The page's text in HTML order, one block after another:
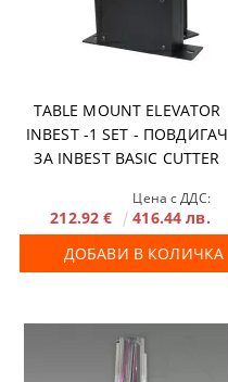
TABLE MOUNT ELEVATOR
INBEST -1 SET - ПОВДИГАЧ
ЗА INBEST BASIC CUTTER
Цена с ДДС:
212.92 €
416.44 лв.
ДОБАВИ В КОЛИЧКА